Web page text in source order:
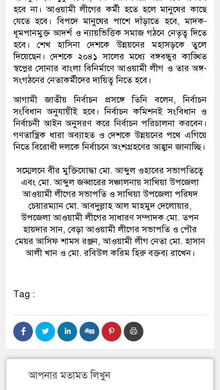
হবে না। আওয়ামী লীগের কর্মী হতে হলে মানুষের কাছে
যেতে হবে। বিপদে মানুষের পাশে দাঁড়াতে হবে, মাদক-
ধূমপানমুক্ত আদর্শ ও ন্যায়ভিত্তিক সমাজ গঠনে নেতৃত্ব দিতে
হবে। শেখ হাসিনা দেশকে উন্নয়নের মহাসড়কে তুলে
দিয়েছেন। দেশকে ২০৪১ সালের মধ্যে বঙ্গবন্ধুর কাঙ্খিত
স্বপ্নের সোনার বাংলা বিনির্মাণে আওয়ামী লীগ ও তার অঙ্গ-
সংগঠনের নেতাকর্মীদের দায়িত্ব নিতে হবে।
আগামী জাতীয় নির্বাচন প্রসঙ্গে তিনি বলেন, নির্বাচন
সংবিধান অনুযায়ীই হবে। নির্বাচন কমিশনই সংবিধান ও
নির্বাচনী আইন অনুসরণ করে নির্বাচন পরিচালনা করবেন।
গণতান্ত্রিক ধারা অব্যাহত ও দেশকে উন্নয়নের পথে এগিয়ে
নিতে বিরোধী দলকে নির্বাচনে অংশগ্রহণের আহ্বান জানাচ্ছি।
সম্মেলনে বীর মুক্তিযোদ্ধা মো. আব্দুল ওহাবের সভাপতিত্বে
এবং মো. আব্দুল জব্বারের সঞ্চালনায় সাথিয়া উপজেলা
আওয়ামী লীগের সভাপতি ও সাথিয়া উপজেলা পরিষদ
চেয়ারম্যান মো. আবদুল্লাহ আল মাহমুদ দেলোয়ার,
উপজেলা আওয়ামী লীগের সাধারণ সম্পাদক মো. তপন
হায়দার সান, বেড়া আওয়ামী লীগের সভাপতি ও পৌর
মেয়র আসিফ শামস রঞ্জন, আওয়ামী লীগ নেতা মো. হাসান
আলী খান ও মো. রবিউল করিম হিরু বক্তব্য রাখেন।
Tag :
আপনার মতামত লিখুন